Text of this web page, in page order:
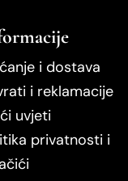
i dostava
i reklamacije
uvjeti
privatnosti i